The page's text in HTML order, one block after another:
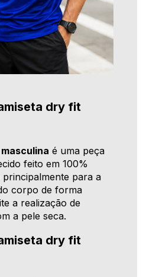
dry fit
é uma peça
feito em 100%
para a
corpo de forma
a realização de
a pele seca.
dry fit